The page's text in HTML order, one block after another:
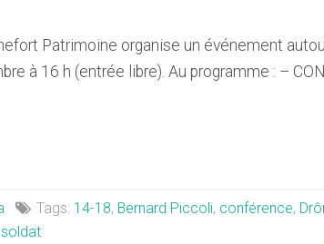
Patrimoine organise un événement
à 16 h (entrée libre). Au programme : –
Tags: 14-18, Bernard Piccoli, conférence,
soldat